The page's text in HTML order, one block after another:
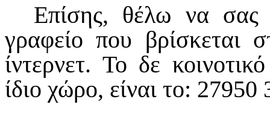
Επίσης, θέλω να σας
γραφείο που βρίσκεται
ίντερνετ. Το δε
ίδιο χώρο, είναι το: 27950